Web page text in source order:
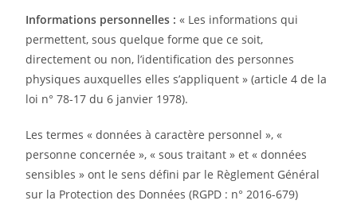
Informations personnelles : « Les informations qui
permettent, sous quelque forme que ce soit,
directement ou non, l’identification des personnes
physiques auxquelles elles s’appliquent » (article 4 de la
loi n° 78-17 du 6 janvier 1978).
Les termes « données à caractère personnel », «
personne concernée », « sous traitant » et « données
sensibles » ont le sens défini par le Règlement Général
sur la Protection des Données (RGPD : n° 2016-679)